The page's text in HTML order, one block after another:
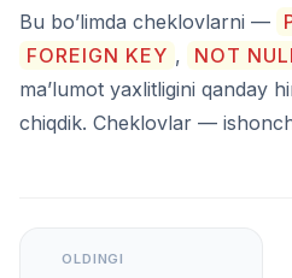
Bu bo’limda cheklovlarni —
FOREIGN KEY , NOT
ma’lumot yaxlitligini qanday
chiqdik. Cheklovlar —
OLDINGI